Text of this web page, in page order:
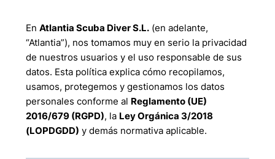
En Atlantia Scuba Diver S.L. (en adelante,
“Atlantia”), nos tomamos muy en serio la privacidad
de nuestros usuarios y el uso responsable de sus
datos. Esta política explica cómo recopilamos,
usamos, protegemos y gestionamos los datos
personales conforme al Reglamento (UE)
2016/679 (RGPD), la Ley Orgánica 3/2018
(LOPDGDD) y demás normativa aplicable.